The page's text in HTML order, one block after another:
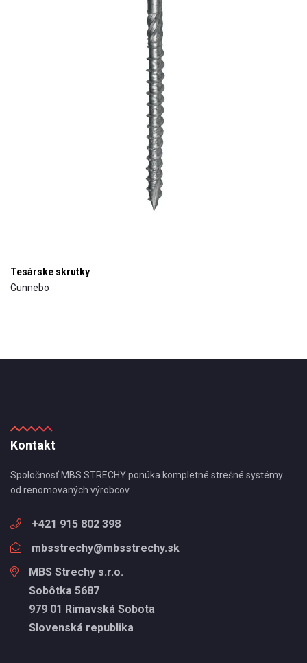
Tesárske skrutky
Gunnebo
Kontakt
Spoločnosť MBS STRECHY ponúka kompletné strešné systémy
od renomovaných výrobcov.
+421 915 802 398
mbsstrechy@mbsstrechy.sk
MBS Strechy s.r.o.
Sobôtka 5687
979 01 Rimavská Sobota
Slovenská republika